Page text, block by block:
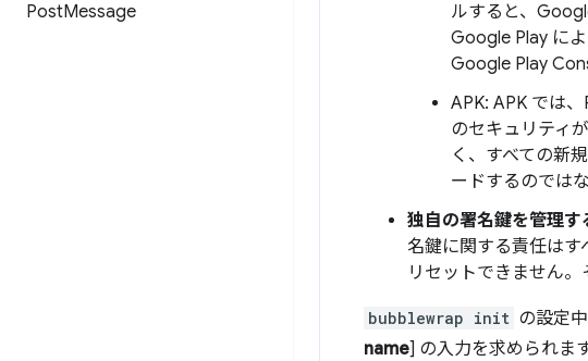
PostMessage
ルすると、
Google Play に
Google Play
APK: APK では
のセキュリティ
く、すべての新
ードするのでは
独自の署名鍵を管理す
名鍵に関する責任は
リセットできません
bubblewrap init の設定
name] の入力を求められま